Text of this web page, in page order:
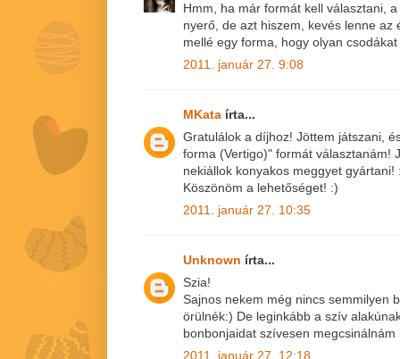
Hmm, ha már formát kell választani,
nyerő, de azt hiszem, kevés lenne az
mellé egy forma, hogy olyan
2011. január 27. 9:08
MKata írta...
Gratulálok a díjhoz! Jöttem játszani,
forma (Vertigo)" formát választanám!
nekiállok konyakos meggyet gyártani!
Köszönöm a lehetőséget! :)
2011. január 27. 10:35
Unknown írta...
Szia!
Sajnos nekem még nincs semmilyen
örülnék:) De leginkább a szív
bonbonjaidat szívesen megcsinálnám
2011. január 27. 12:18